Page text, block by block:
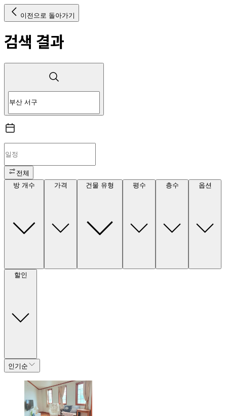
이전으로 돌아가기
검색 결과
전체
방 개수
가격 건물 유형 평수 층수 옵션
할인
인기순